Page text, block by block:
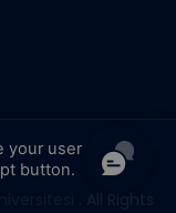
your user
button.